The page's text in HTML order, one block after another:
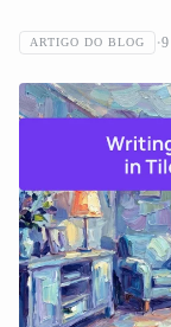
ARTIGO DO BLOG 9